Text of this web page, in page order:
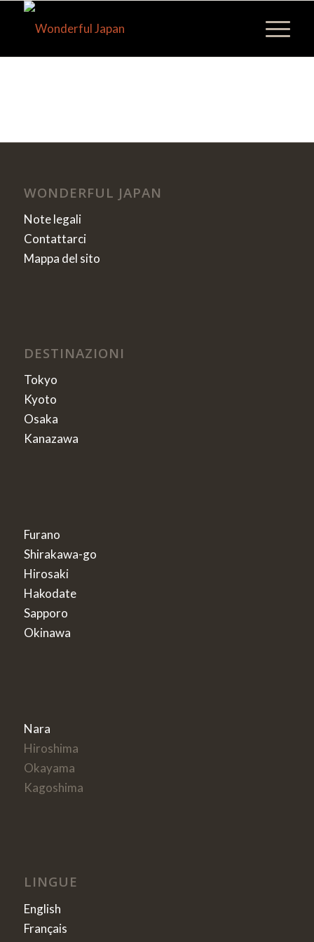
WONDERFUL JAPAN
Note legali
Contattarci
Mappa del sito
DESTINAZIONI
Tokyo
Kyoto
Osaka
Kanazawa
Furano
Shirakawa-go
Hirosaki
Hakodate
Sapporo
Okinawa
Nara
Hiroshima
Okayama
Kagoshima
LINGUE
English
Français